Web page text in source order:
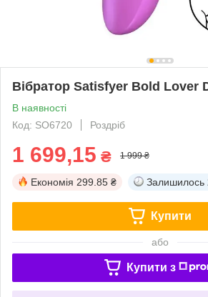
Вібратор Satisfyer Bold Lover
В наявності
Код: SO6720
Роздріб
1 699,15 ₴ 1 999 ₴
Економія 299.85 ₴ Залишилось
Купити
або
Купити з